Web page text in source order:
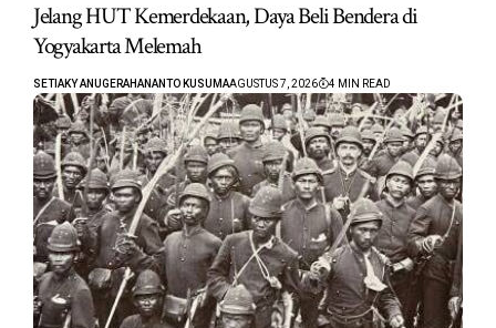
Jelang HUT Kemerdekaan, Daya Beli Bendera di
Yogyakarta Melemah
SETIAKY ANUGERAHANANTO KUSUMAAGUSTUS 7, 2026 4 MIN READ